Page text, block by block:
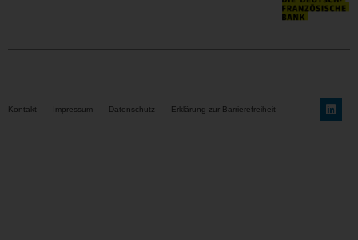
Kontakt Impressum Datenschutz Erklärung zur Barrierefreiheit